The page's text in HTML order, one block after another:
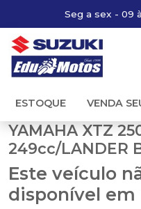
Seg a sex - 09
ESTOQUE VENDA
YAMAHA XTZ
249cc/LANDER
Este veículo
disponível em